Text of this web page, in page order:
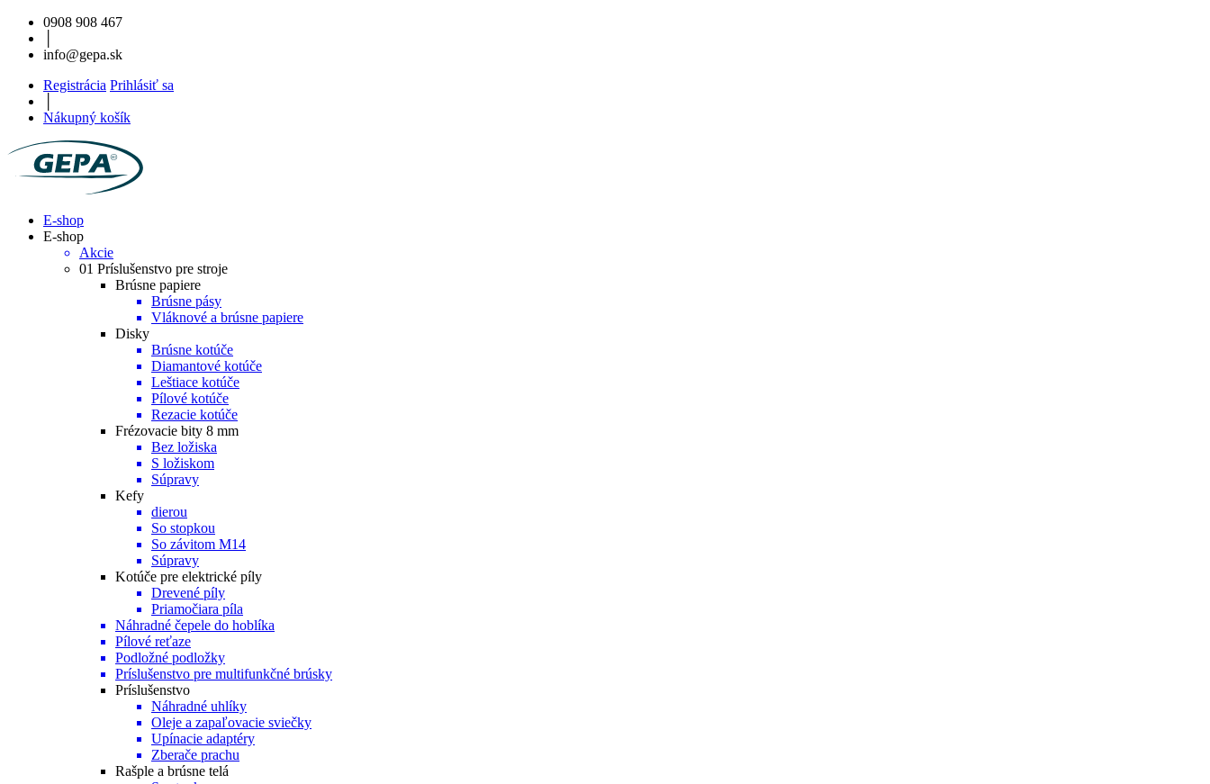
0908 908 467
info@gepa.sk
Registrácia Prihlásiť sa
Nákupný košík
E-shop
E-shop
Akcie
01 Príslušenstvo pre stroje
Brúsne papiere
Brúsne pásy
Vláknové a brúsne papiere
Disky
Brúsne kotúče
Diamantové kotúče
Leštiace kotúče
Pílové kotúče
Rezacie kotúče
Frézovacie bity 8 mm
Bez ložiska
S ložiskom
Súpravy
Kefy
dierou
So stopkou
So závitom M14
Súpravy
Kotúče pre elektrické píly
Drevené píly
Priamočiara píla
Náhradné čepele do hoblíka
Pílové reťaze
Podložné podložky
Príslušenstvo pre multifunkčné brúsky
Príslušenstvo
Náhradné uhlíky
Oleje a zapaľovacie sviečky
Upínacie adaptéry
Zberače prachu
Rašple a brúsne telá